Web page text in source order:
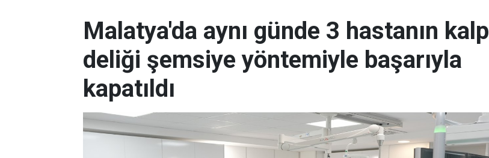
Malatya'da aynı günde 3 hastanın kalp
deliği şemsiye yöntemiyle başarıyla
kapatıldı